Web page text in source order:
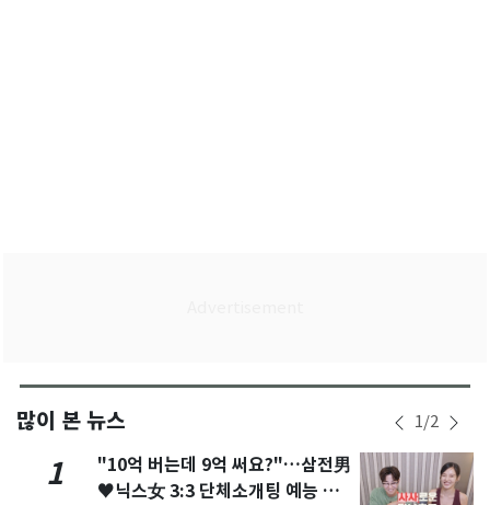
많이 본 뉴스 1/2
1
"10억 버는데 9억 써요?"…삼전男
♥닉스女 3:3 단체소개팅 예능 화